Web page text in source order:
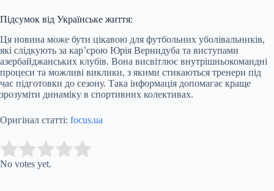
Підсумок від Українське життя:
Ця новина може бути цікавою для футбольних уболівальників,
які слідкують за кар’єрою Юрія Вернидуба та виступами
азербайджанських клубів. Вона висвітлює внутрішньокомандні
процеси та можливі виклики, з якими стикаються тренери під
час підготовки до сезону. Така інформація допомагає краще
зрозуміти динаміку в спортивних колективах.
Оригінал статті: focus.ua
Rate this item:
No votes yet.